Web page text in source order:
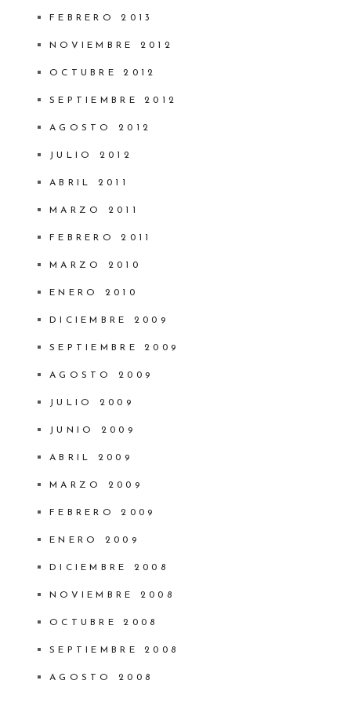
FEBRERO 2013
NOVIEMBRE 2012
OCTUBRE 2012
SEPTIEMBRE 2012
AGOSTO 2012
JULIO 2012
ABRIL 2011
MARZO 2011
FEBRERO 2011
MARZO 2010
ENERO 2010
DICIEMBRE 2009
SEPTIEMBRE 2009
AGOSTO 2009
JULIO 2009
JUNIO 2009
ABRIL 2009
MARZO 2009
FEBRERO 2009
ENERO 2009
DICIEMBRE 2008
NOVIEMBRE 2008
OCTUBRE 2008
SEPTIEMBRE 2008
AGOSTO 2008